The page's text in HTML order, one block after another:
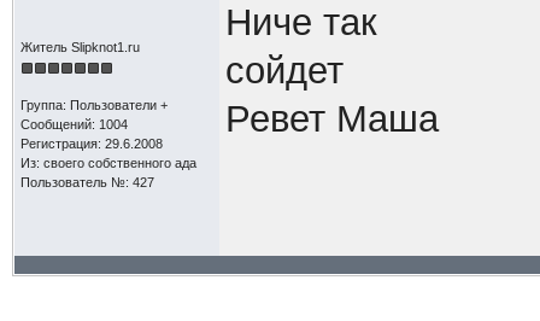
Житель Slipknot1.ru
Группа: Пользователи +
Сообщений: 1004
Регистрация: 29.6.2008
Из: своего собственного ада
Пользователь №: 427
Ниче так
сойдет
Ревет Маша